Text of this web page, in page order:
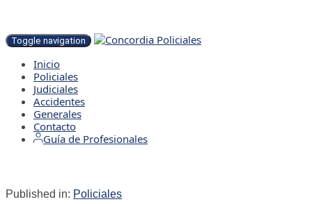
Toggle navigation
Inicio
Policiales
Judiciales
Accidentes
Generales
Contacto
Guía de Profesionales
Published in: Policiales